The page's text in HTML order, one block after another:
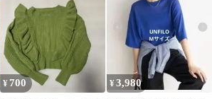
シンプル
¥ 700 ¥3,980